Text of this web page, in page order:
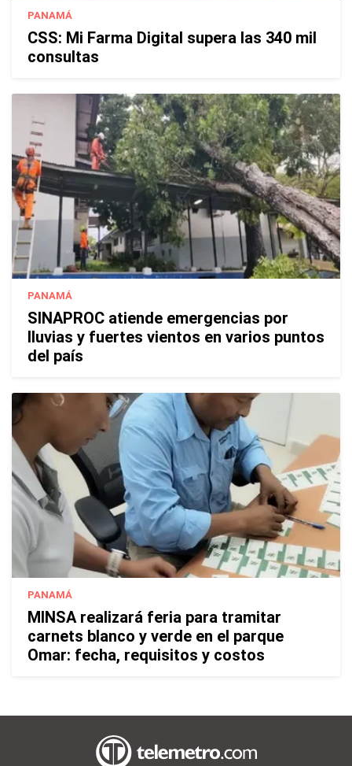
PANAMÁ
CSS: Mi Farma Digital supera las 340 mil
consultas
PANAMÁ
SINAPROC atiende emergencias por
lluvias y fuertes vientos en varios puntos
del país
PANAMÁ
MINSA realizará feria para tramitar
carnets blanco y verde en el parque
Omar: fecha, requisitos y costos